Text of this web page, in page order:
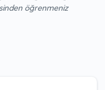
öğrenmeniz